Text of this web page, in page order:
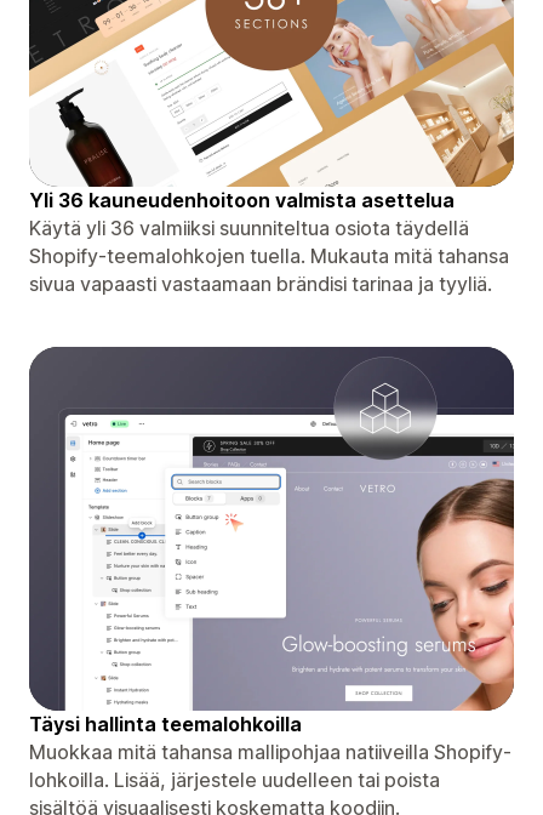
Yli 36 kauneudenhoitoon valmista asettelua
Käytä yli 36 valmiiksi suunniteltua osiota täydellä
Shopify-teemalohkojen tuella. Mukauta mitä tahansa
sivua vapaasti vastaamaan brändisi tarinaa ja tyyliä.
Täysi hallinta teemalohkoilla
Muokkaa mitä tahansa mallipohjaa natiiveilla Shopify-
lohkoilla. Lisää, järjestele uudelleen tai poista
sisältöä visuaalisesti koskematta koodiin.